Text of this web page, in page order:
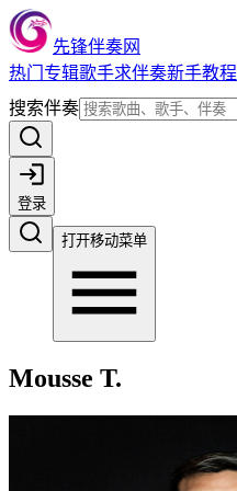
先锋伴奏网
热门 专辑歌手求伴奏新手教程
搜索伴奏
登录
打开移动菜单
Mousse T.